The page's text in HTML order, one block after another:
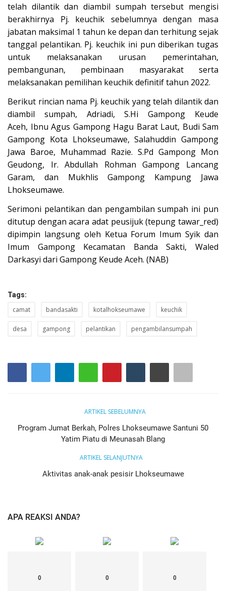
telah dilantik dan diambil sumpah tersebut mengisi
berakhirnya Pj. keuchik sebelumnya dengan masa
jabatan maksimal 1 tahun ke depan dan terhitung sejak
tanggal pelantikan. Pj. keuchik ini pun diberikan tugas
untuk melaksanakan urusan pemerintahan,
pembangunan, pembinaan masyarakat serta
melaksanakan pemilihan keuchik definitif tahun 2022.
Berikut rincian nama Pj. keuchik yang telah dilantik dan
diambil sumpah, Adriadi, S.Hi Gampong Keude
Aceh, Ibnu Agus Gampong Hagu Barat Laut, Budi Sam
Gampong Kota Lhokseumawe, Salahuddin Gampong
Jawa Baroe, Muhammad Razie. S.Pd Gampong Mon
Geudong, Ir. Abdullah Rohman Gampong Lancang
Garam, dan Mukhlis Gampong Kampung Jawa
Lhokseumawe.
Serimoni pelantikan dan pengambilan sumpah ini pun
ditutup dengan acara adat peusijuk (tepung tawar_red)
dipimpin langsung oleh Ketua Forum Imum Syik dan
Imum Gampong Kecamatan Banda Sakti, Waled
Darkasyi dari Gampong Keude Aceh. (NAB)
Tags:
camat bandasakti kotalhokseumawe keuchik
desa gampong pelantikan pengambilansumpah
ARTIKEL SEBELUMNYA
Program Jumat Berkah, Polres Lhokseumawe Santuni 50
Yatim Piatu di Meunasah Blang
ARTIKEL SELANJUTNYA
Aktivitas anak-anak pesisir Lhokseumawe
APA REAKSI ANDA?
0 0 0